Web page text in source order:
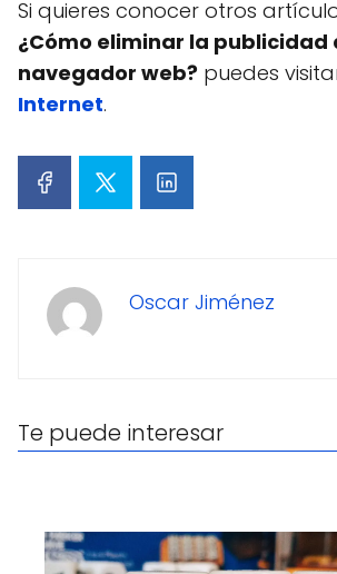
Si quieres conocer otros
¿Cómo eliminar la publicidad
navegador web? puedes
Internet.
Oscar Jiménez
Te puede interesar